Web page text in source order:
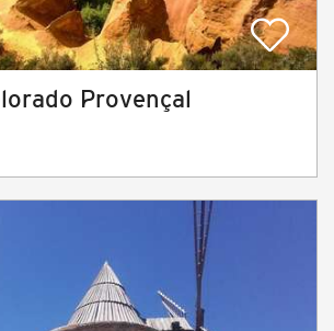
Provençal